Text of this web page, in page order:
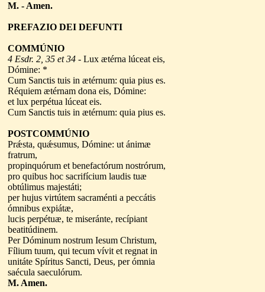
M. - Amen.
PREFAZIO DEI DEFUNTI
COMMÚNIO
4 Esdr. 2, 35 et 34 - Lux ætérna lúceat eis,
Dómine: *
Cum Sanctis tuis in ætérnum: quia pius es.
Réquiem ætérnam dona eis, Dómine:
et lux perpétua lúceat eis.
Cum Sanctis tuis in ætérnum: quia pius es.
POSTCOMMÚNIO
Prǽsta, quǽsumus, Dómine: ut ánimæ
fratrum,
propinquórum et benefactórum nostrórum,
pro quibus hoc sacrifícium laudis tuæ
obtúlimus majestáti;
per hujus virtútem sacraménti a peccátis
ómnibus expiátæ,
lucis perpétuæ, te miseránte, recípiant
beatitúdinem.
Per Dóminum nostrum Iesum Christum,
Fílium tuum, qui tecum vívit et regnat in
unitáte Spíritus Sancti, Deus, per ómnia
saécula saeculórum.
M. Amen.